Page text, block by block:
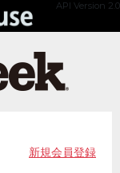
API Version 2.0
新規会員登録